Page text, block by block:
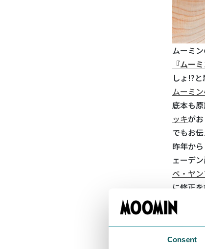
Consent
ムーミ
『ムー
しょ!?
ムーミ
底本も
ッキが
でもお伝
昨年か
ェーデ
ベ・ヤ
に修正
ぐっと
版を試
もちろ
すし（一